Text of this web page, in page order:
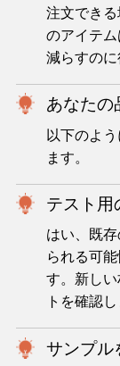
注文でき
のアイテ
減らすのに
あなたの
以下のよ
ます。
テスト用
はい、既
られる可
す。新し
トを確認し
サンプル